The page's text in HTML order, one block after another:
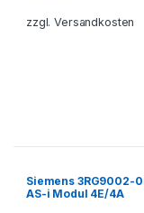
zzgl.Versandkosten
Siemens 3RG9002-
AS-i Modul 4E/4A